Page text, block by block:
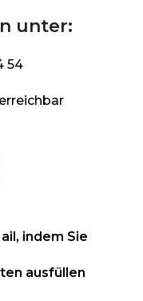
unter:
54
indem Sie
ausfüllen